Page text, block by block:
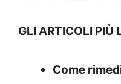
GLI ARTICOLI PIÙ
Come